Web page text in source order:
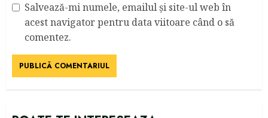
Salvează-mi numele, emailul și site-ul web în
acest navigator pentru data viitoare când o să
comentez.